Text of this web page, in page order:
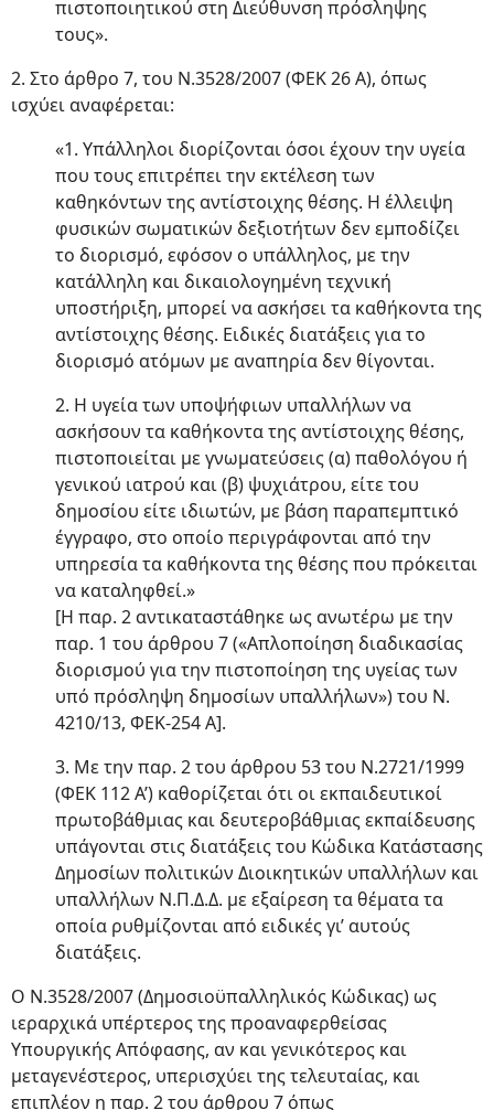
πιστοποιητικού στη Διεύθυνση πρόσληψης
τους».
2. Στο άρθρο 7, του Ν.3528/2007 (ΦΕΚ 26 Α), όπως
ισχύει αναφέρεται:
«1. Υπάλληλοι διορίζονται όσοι έχουν την υγεία
που τους επιτρέπει την εκτέλεση των
καθηκόντων της αντίστοιχης θέσης. Η έλλειψη
φυσικών σωματικών δεξιοτήτων δεν εμποδίζει
το διορισμό, εφόσον ο υπάλληλος, με την
κατάλληλη και δικαιολογημένη τεχνική
υποστήριξη, μπορεί να ασκήσει τα καθήκοντα της
αντίστοιχης θέσης. Ειδικές διατάξεις για το
διορισμό ατόμων με αναπηρία δεν θίγονται.
2. Η υγεία των υποψήφιων υπαλλήλων να
ασκήσουν τα καθήκοντα της αντίστοιχης θέσης,
πιστοποιείται με γνωματεύσεις (α) παθολόγου ή
γενικού ιατρού και (β) ψυχιάτρου, είτε του
δημοσίου είτε ιδιωτών, με βάση παραπεμπτικό
έγγραφο, στο οποίο περιγράφονται από την
υπηρεσία τα καθήκοντα της θέσης που πρόκειται
να καταληφθεί.»
[Η παρ. 2 αντικαταστάθηκε ως ανωτέρω με την
παρ. 1 του άρθρου 7 («Απλοποίηση διαδικασίας
διορισμού για την πιστοποίηση της υγείας των
υπό πρόσληψη δημοσίων υπαλλήλων») του Ν.
4210/13, ΦΕΚ-254 Α].
3. Με την παρ. 2 του άρθρου 53 του Ν.2721/1999
(ΦΕΚ 112 Α’) καθορίζεται ότι οι εκπαιδευτικοί
πρωτοβάθμιας και δευτεροβάθμιας εκπαίδευσης
υπάγονται στις διατάξεις του Κώδικα Κατάστασης
Δημοσίων πολιτικών Διοικητικών υπαλλήλων και
υπαλλήλων Ν.Π.Δ.Δ. με εξαίρεση τα θέματα τα
οποία ρυθμίζονται από ειδικές γι’ αυτούς
διατάξεις.
Ο Ν.3528/2007 (Δημοσιοϋπαλληλικός Κώδικας) ως
ιεραρχικά υπέρτερος της προαναφερθείσας
Υπουργικής Απόφασης, αν και γενικότερος και
μεταγενέστερος, υπερισχύει της τελευταίας, και
επιπλέον η παρ. 2 του άρθρου 7 όπως